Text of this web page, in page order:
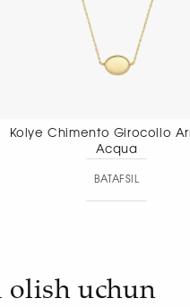
Kolye
uchun